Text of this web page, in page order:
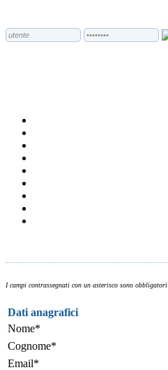
I campi contrassegnati con un asterisco sono obbligatori
Dati anagrafici
Nome*
Cognome*
Email*